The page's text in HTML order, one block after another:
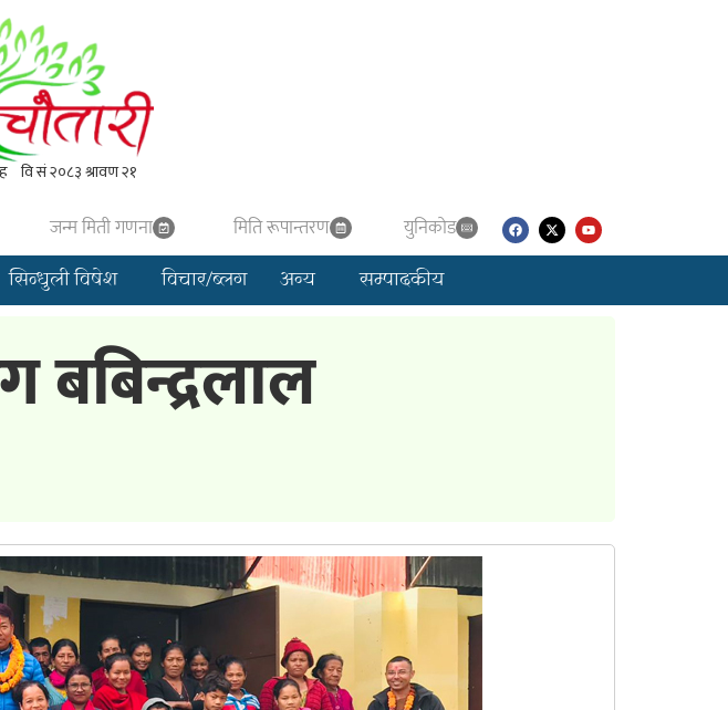
जन्म मिती गणना मिति रूपान्तरण युनिकाेड
सिन्धुली विषेश विचार/ब्लग अन्य सम्पादकीय
बबिन्द्रलाल